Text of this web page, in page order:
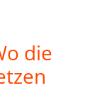
die